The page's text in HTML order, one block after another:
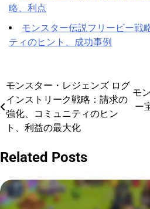
略、利点
モンスター伝説フリービー戦
ティのヒント、成功事例
Post
navigation
モンスター・レジェンズ ログ
インストリーク戦略：請求の
強化、コミュニティのヒン
ト、利益の最大化
モ
ー
Related Posts